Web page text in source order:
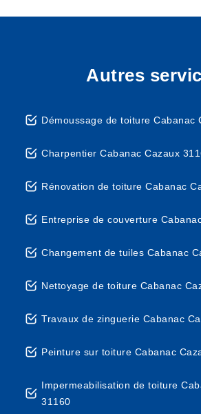
Autres
Démoussage de toiture Cabanac
Charpentier Cabanac Cazaux
Rénovation de toiture Cabanac
Entreprise de couverture
Changement de tuiles Cabanac
Nettoyage de toiture Cabanac
Travaux de zinguerie Cabanac
Peinture sur toiture Cabanac
Impermeabilisation de toiture
31160